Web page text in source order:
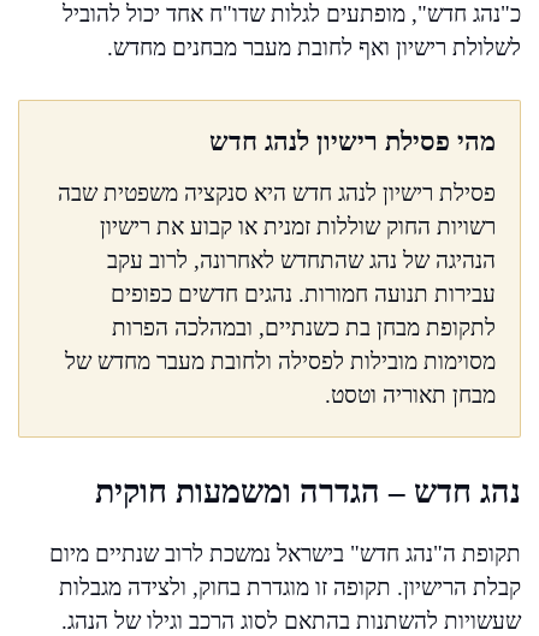
כ"נהג חדש", מופתעים לגלות שדו"ח אחד יכול להוביל
לשלולת רישיון ואף לחובת מעבר מבחנים מחדש.
מהי פסילת רישיון לנהג חדש
פסילת רישיון לנהג חדש היא סנקציה משפטית שבה
רשויות החוק שוללות זמנית או קבוע את רישיון
הנהיגה של נהג שהתחדש לאחרונה, לרוב עקב
עבירות תנועה חמורות. נהגים חדשים כפופים
לתקופת מבחן בת כשנתיים, ובמהלכה הפרות
מסוימות מובילות לפסילה ולחובת מעבר מחדש של
מבחן תאוריה וטסט.
נהג חדש – הגדרה ומשמעות חוקית
תקופת ה"נהג חדש" בישראל נמשכת לרוב שנתיים מיום
קבלת הרישיון. תקופה זו מוגדרת בחוק, ולצידה מגבלות
שעשויות להשתנות בהתאם לסוג הרכב וגילו של הנהג.